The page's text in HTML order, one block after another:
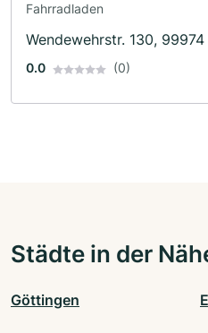
Fahrradladen
Wendewehrstr. 130,
0.0 (0)
Städte in der
Göttingen